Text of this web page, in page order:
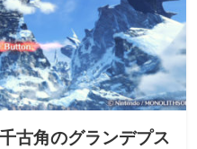
古角のグランデプス